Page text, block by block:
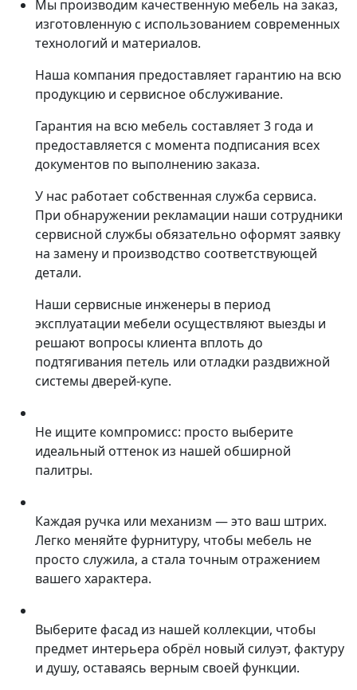
Мы производим качественную мебель на заказ,
изготовленную с использованием современных
технологий и материалов.
Наша компания предоставляет гарантию на всю
продукцию и сервисное обслуживание.
Гарантия на всю мебель составляет 3 года и
предоставляется с момента подписания всех
документов по выполнению заказа.
У нас работает собственная служба сервиса.
При обнаружении рекламации наши сотрудники
сервисной службы обязательно оформят заявку
на замену и производство соответствующей
детали.
Наши сервисные инженеры в период
эксплуатации мебели осуществляют выезды и
решают вопросы клиента вплоть до
подтягивания петель или отладки раздвижной
системы дверей-купе.
Не ищите компромисс: просто выберите
идеальный оттенок из нашей обширной
палитры.
Каждая ручка или механизм — это ваш штрих.
Легко меняйте фурнитуру, чтобы мебель не
просто служила, а стала точным отражением
вашего характера.
Выберите фасад из нашей коллекции, чтобы
предмет интерьера обрёл новый силуэт, фактуру
и душу, оставаясь верным своей функции.